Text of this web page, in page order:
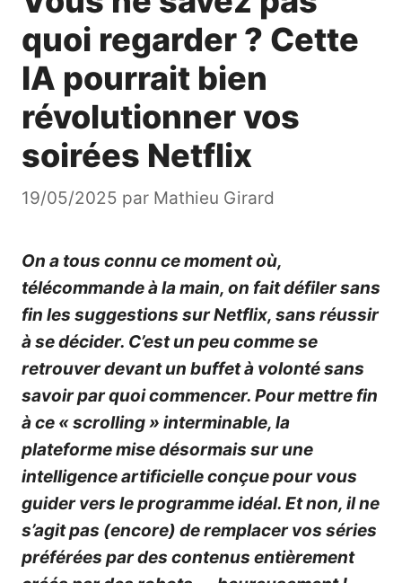
quoi regarder ? Cette
IA pourrait bien
révolutionner vos
soirées Netflix
19/05/2025 par Mathieu Girard
On a tous connu ce moment où,
télécommande à la main, on fait défiler sans
fin les suggestions sur Netflix, sans réussir
à se décider. C’est un peu comme se
retrouver devant un buffet à volonté sans
savoir par quoi commencer. Pour mettre fin
à ce « scrolling » interminable, la
plateforme mise désormais sur une
intelligence artificielle conçue pour vous
guider vers le programme idéal. Et non, il ne
s’agit pas (encore) de remplacer vos séries
préférées par des contenus entièrement